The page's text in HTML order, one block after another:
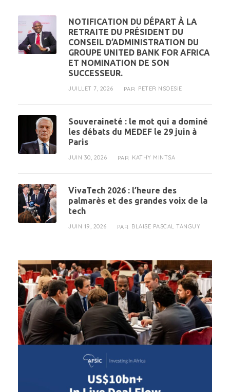
NOTIFICATION DU DÉPART À LA
RETRAITE DU PRÉSIDENT DU
CONSEIL D’ADMINISTRATION DU
GROUPE UNITED BANK FOR AFRICA
ET NOMINATION DE SON
SUCCESSEUR.
JUILLET 7, 2026 PAR PETER NSOESIE
Souveraineté : le mot qui a dominé
les débats du MEDEF le 29 juin à
Paris
JUIN 30, 2026 PAR KATHY MINTSA
VivaTech 2026 : l’heure des
palmarès et des grandes voix de la
tech
JUIN 19, 2026 PAR BLAISE PASCAL TANGUY